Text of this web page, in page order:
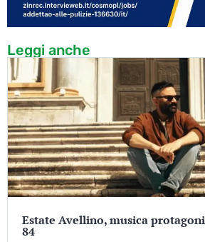
Leggi anche
Estate Avellino, musica
84